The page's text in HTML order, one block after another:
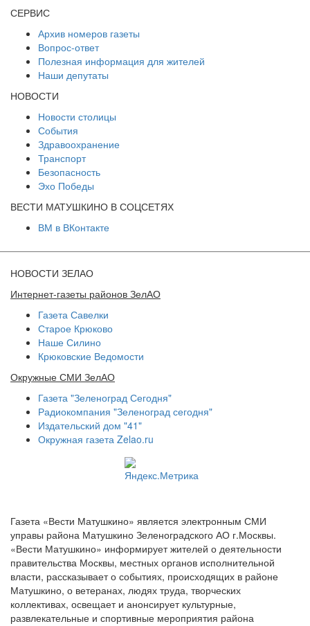
СЕРВИС
Архив номеров газеты
Вопрос-ответ
Полезная информация для жителей
Наши депутаты
НОВОСТИ
Новости столицы
События
Здравоохранение
Транспорт
Безопасность
Эхо Победы
ВЕСТИ МАТУШКИНО В СОЦСЕТЯХ
ВМ в ВКонтакте
НОВОСТИ ЗЕЛАО
Интернет-газеты районов ЗелАО
Газета Савелки
Старое Крюково
Наше Силино
Крюковские Ведомости
Окружные СМИ ЗелАО
Газета "Зеленоград Сегодня"
Радиокомпания "Зеленоград сегодня"
Издательский дом "41"
Окружная газета Zelao.ru
Газета «Вести Матушкино» является электронным СМИ
управы района Матушкино Зеленоградского АО г.Москвы.
«Вести Матушкино» информирует жителей о деятельности
правительства Москвы, местных органов исполнительной
власти, рассказывает о событиях, происходящих в районе
Матушкино, о ветеранах, людях труда, творческих
коллективах, освещает и анонсирует культурные,
развлекательные и спортивные мероприятия района